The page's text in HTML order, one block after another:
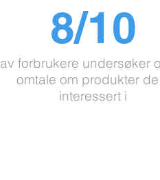
8/10
av forbrukere undersøker
omtale om produkter
interessert i